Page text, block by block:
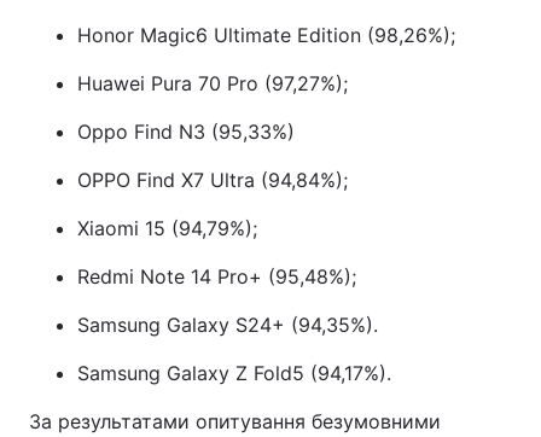
Відео з Youtube Статті
Інтерв'ю Думки
Honor Magic6 Ultimate Edition (98,26%);
Huawei Pura 70 Pro (97,27%);
Oppo Find N3 (95,33%)
OPPO Find X7 Ultra (94,84%);
Xiaomi 15 (94,79%);
Redmi Note 14 Pro+ (95,48%);
Samsung Galaxy S24+ (94,35%).
Samsung Galaxy Z Fold5 (94,17%).
За результатами опитування безумовними